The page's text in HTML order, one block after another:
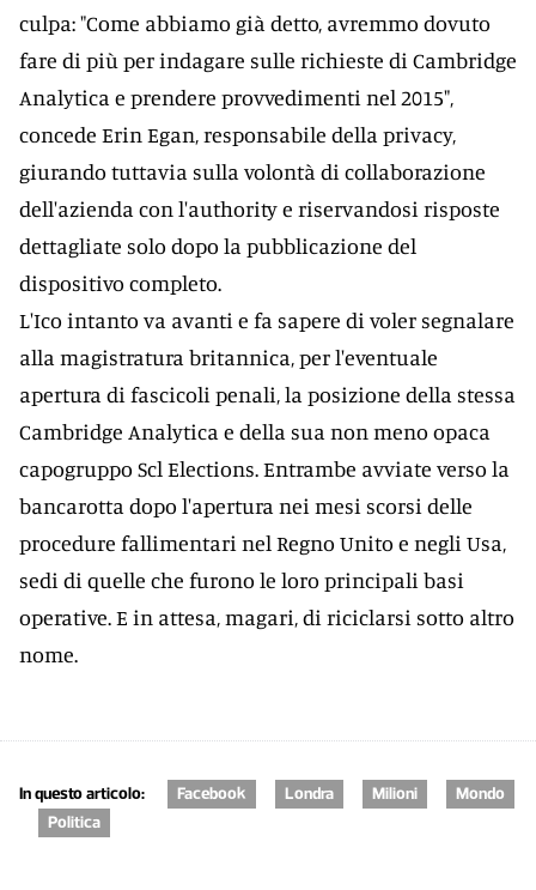
culpa: "Come abbiamo già detto, avremmo dovuto
fare di più per indagare sulle richieste di Cambridge
Analytica e prendere provvedimenti nel 2015",
concede Erin Egan, responsabile della privacy,
giurando tuttavia sulla volontà di collaborazione
dell'azienda con l'authority e riservandosi risposte
dettagliate solo dopo la pubblicazione del
dispositivo completo.
L'Ico intanto va avanti e fa sapere di voler segnalare
alla magistratura britannica, per l'eventuale
apertura di fascicoli penali, la posizione della stessa
Cambridge Analytica e della sua non meno opaca
capogruppo Scl Elections. Entrambe avviate verso la
bancarotta dopo l'apertura nei mesi scorsi delle
procedure fallimentari nel Regno Unito e negli Usa,
sedi di quelle che furono le loro principali basi
operative. E in attesa, magari, di riciclarsi sotto altro
nome.
In questo articolo: Facebook Londra Milioni
Mondo
Politica